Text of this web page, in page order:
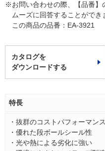
※お問い合わせの際、【品番
ムーズに回答することができ
この商品の品番：EA-3921
カタログを
ダウンロードする
特長
・抜群のコストパフォーマンス
・優れた段ボールシール性
・光や熱による劣化に強い